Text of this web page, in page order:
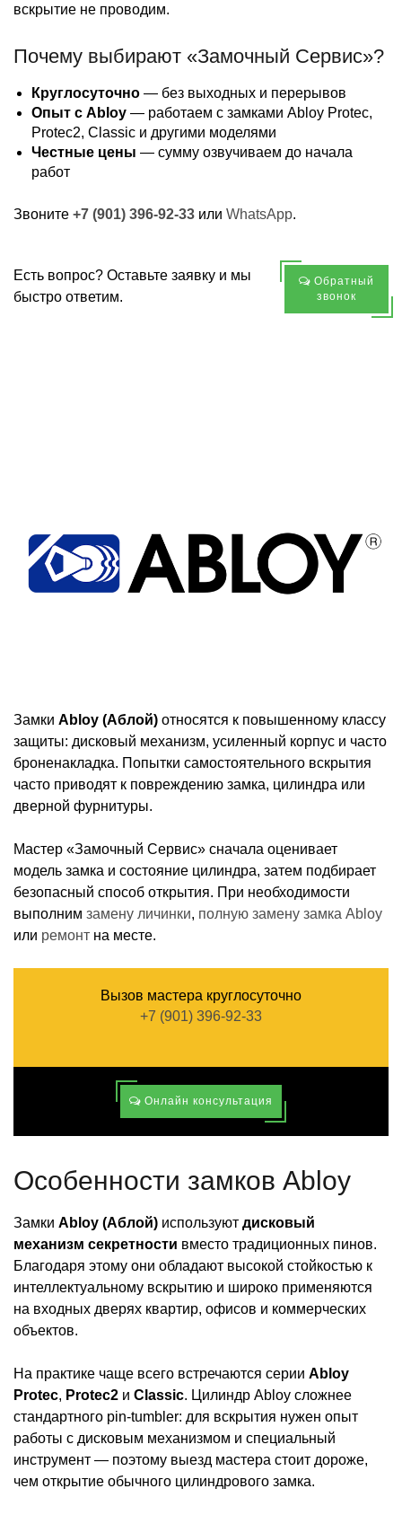
вскрытие не проводим.
Почему выбирают «Замочный Сервис»?
Круглосуточно — без выходных и перерывов
Опыт с Abloy — работаем с замками Abloy Protec,
Protec2, Classic и другими моделями
Честные цены — сумму озвучиваем до начала
работ
Звоните +7 (901) 396-92-33 или WhatsApp.
Есть вопрос? Оставьте заявку и мы
быстро ответим.
Обратный
звонок
Замки Abloy (Аблой) относятся к повышенному классу
защиты: дисковый механизм, усиленный корпус и часто
броненакладка. Попытки самостоятельного вскрытия
часто приводят к повреждению замка, цилиндра или
дверной фурнитуры.
Мастер «Замочный Сервис» сначала оценивает
модель замка и состояние цилиндра, затем подбирает
безопасный способ открытия. При необходимости
выполним замену личинки, полную замену замка Abloy
или ремонт на месте.
Вызов мастера круглосуточно
+7 (901) 396-92-33
Онлайн консультация
Особенности замков Abloy
Замки Abloy (Аблой) используют дисковый
механизм секретности вместо традиционных пинов.
Благодаря этому они обладают высокой стойкостью к
интеллектуальному вскрытию и широко применяются
на входных дверях квартир, офисов и коммерческих
объектов.
На практике чаще всего встречаются серии Abloy
Protec, Protec2 и Classic. Цилиндр Abloy сложнее
стандартного pin-tumbler: для вскрытия нужен опыт
работы с дисковым механизмом и специальный
инструмент — поэтому выезд мастера стоит дороже,
чем открытие обычного цилиндрового замка.